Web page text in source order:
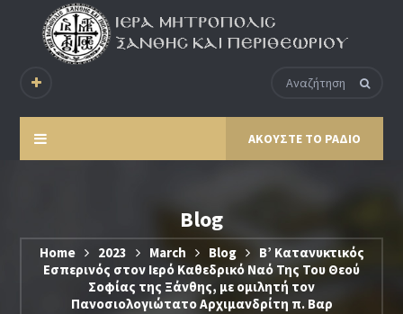
ΑΚΟΥΣΤΕ ΤΟ ΡΑΔΙΟ
Blog
Home 2023 March Blog
Β’ Κατανυκτικός
Εσπερινός στον Ιερό Καθεδρικό Ναό Της Του Θεού
Σοφίας της Ξάνθης, με ομιλητή τον
Πανοσιολογιώτατο Αρχιμανδρίτη π. Βαρ